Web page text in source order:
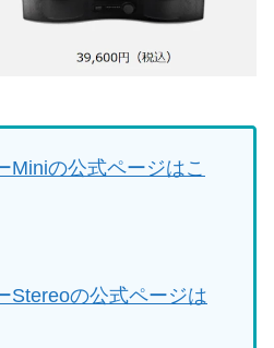
Miniの公式ページはこ
Stereoの公式ページは